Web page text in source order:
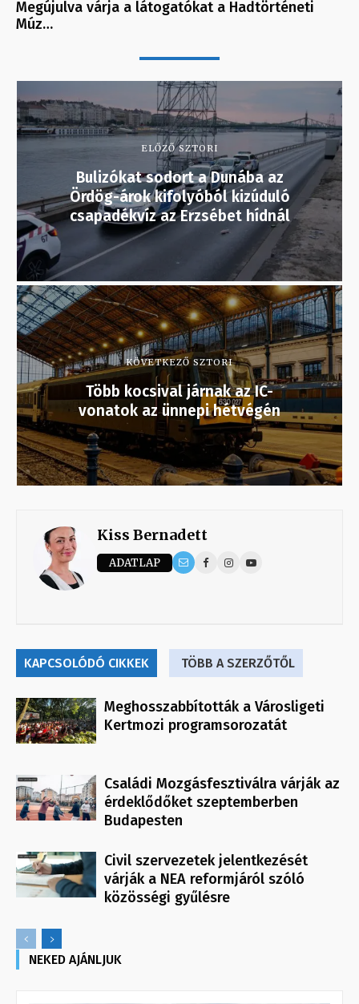
Megújulva várja a látogatókat a Hadtörténeti
Múz…
ELŐZŐ SZTORI
Bulizókat sodort a Dunába az
Ördög-árok kifolyóból kizúduló
csapadékvíz az Erzsébet hídnál
KÖVETKEZŐ SZTORI
Több kocsival járnak az IC-
vonatok az ünnepi hétvégén
Kiss Bernadett
ADATLAP
KAPCSOLÓDÓ CIKKEK TÖBB A SZERZŐTŐL
Meghosszabbították a Városligeti
Kertmozi programsorozatát
Családi Mozgásfesztiválra várják az
érdeklődőket szeptemberben
Budapesten
Civil szervezetek jelentkezését
várják a NEA reformjáról szóló
közösségi gyűlésre
NEKED AJÁNLJUK